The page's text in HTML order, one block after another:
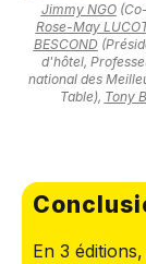
Jimmy NGO
Rose-May
BESCOND
d'hôtel,
national des
Table), Tony
En 3